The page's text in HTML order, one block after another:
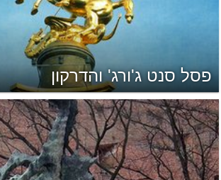
פסל סנט ג'ורג' והדרקון